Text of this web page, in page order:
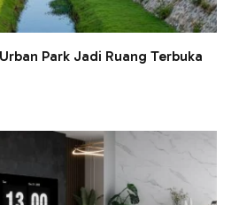
Park Jadi Ruang Terbuka